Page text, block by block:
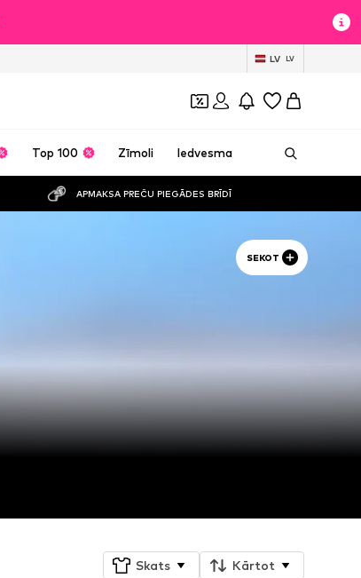
LV LV
Top 100 Zīmoli Iedvesma
APMAKSA PREČU PIEGĀDES BRĪDĪ
SEKOT
Skats Kārtot